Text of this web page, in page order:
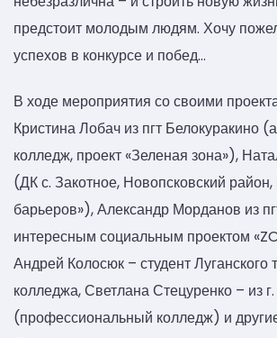
предстоит молодым людям. Хочу
успехов в конкурсе и побед…
В ходе мероприятия со своими
Кристина Лобач из пгт Белокуракино
колледж, проект «Зеленая зона»),
(ДК с. Закотное, Новопсковский район,
барьеров»), Александр Морданов из
интересным социальным проектом
Андрей Колосюк – студент Луганского
колледжа, Светлана Стецуренко – из
(профессиональный колледж) и